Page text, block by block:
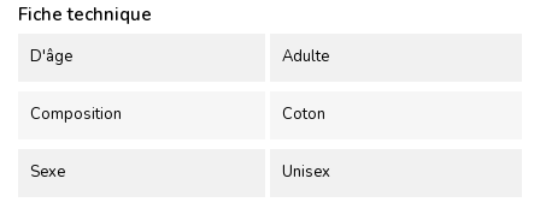
Fiche technique
D'âge Adulte
Composition Coton
Sexe Unisex